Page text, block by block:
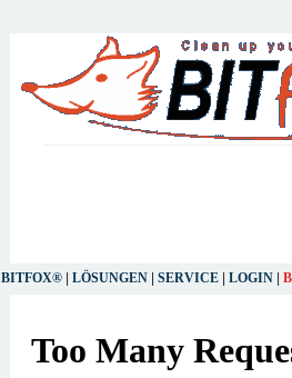
BITFOX® LÖSUNGEN SERVICE LOGIN